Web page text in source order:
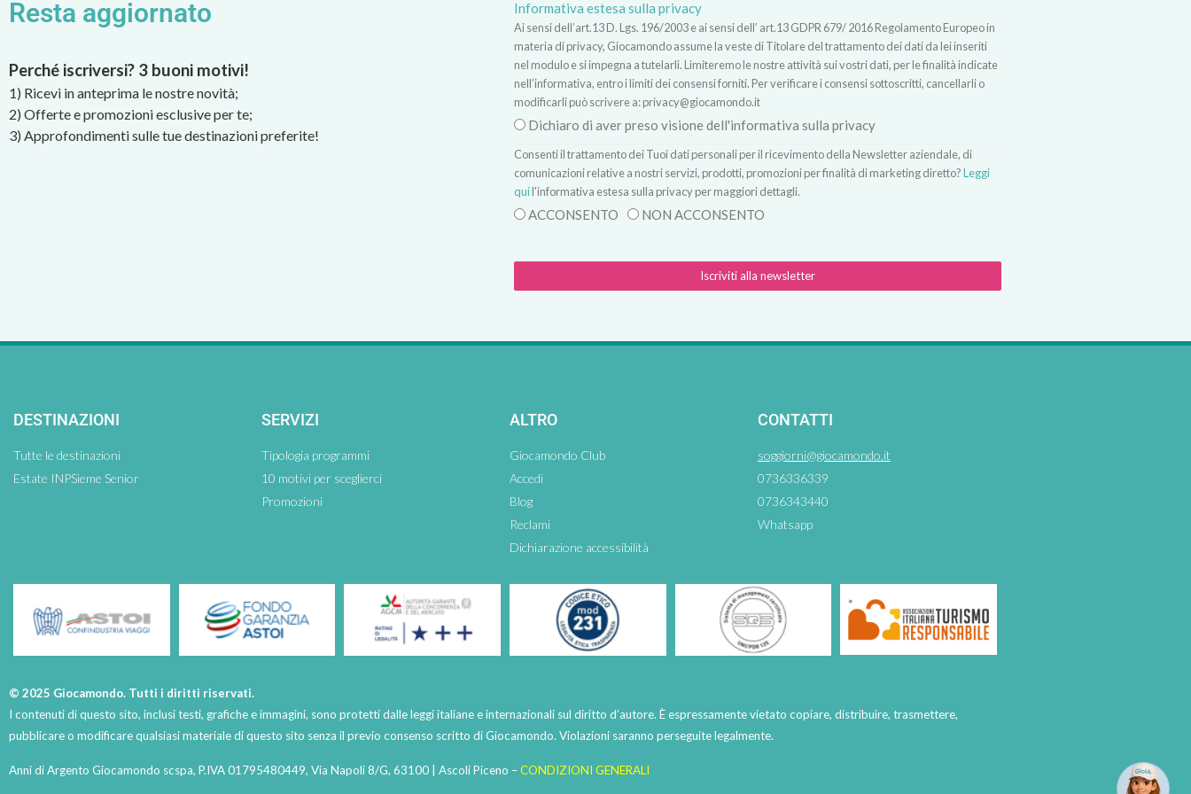
Resta aggiornato
Perché iscriversi? 3 buoni motivi!
1) Ricevi in anteprima le nostre novità;
2) Offerte e promozioni esclusive per te;
3) Approfondimenti sulle tue destinazioni preferite!
Informativa estesa sulla privacy
Ai sensi dell’art.13 D. Lgs. 196/2003 e ai sensi dell’ art.13 GDPR 679/ 2016 Regolamento Europeo in
materia di privacy, Giocamondo assume la veste di Titolare del trattamento dei dati da lei inseriti
nel modulo e si impegna a tutelarli. Limiteremo le nostre attività sui vostri dati, per le finalità indicate
nell’informativa, entro i limiti dei consensi forniti. Per verificare i consensi sottoscritti, cancellarli o
modificarli può scrivere a:privacy@giocamondo.it
Dichiaro di aver preso visione dell'informativa sulla privacy
Consenti il trattamento dei Tuoi dati personali per il ricevimento della Newsletter aziendale, di
comunicazioni relative a nostri servizi, prodotti, promozioni per finalità di marketing diretto?Leggi
quil'informativa estesa sulla privacy per maggiori dettagli.
ACCONSENTO NON ACCONSENTO
Iscriviti alla newsletter
DESTINAZIONI
Tutte le destinazioni
Estate INPSieme Senior
SERVIZI
Tipologia programmi
10 motivi per sceglierci
Promozioni
ALTRO
Giocamondo Club
Accedi
Blog
Reclami
Dichiarazione accessibilità
CONTATTI
soggiorni@giocamondo.it
0736336339
0736343440
Whatsapp
© 2025 Giocamondo. Tutti i diritti riservati.
I contenuti di questo sito, inclusi testi, grafiche e immagini, sono protetti dalle leggi italiane e internazionali sul diritto d’autore. È espressamente vietato copiare, distribuire, trasmettere,
pubblicare o modificare qualsiasi materiale di questo sito senza il previo consenso scritto di Giocamondo. Violazioni saranno perseguite legalmente.
Anni di Argento Giocamondo scspa, P.IVA 01795480449, Via Napoli 8/G, 63100 | Ascoli Piceno –CONDIZIONI GENERALI